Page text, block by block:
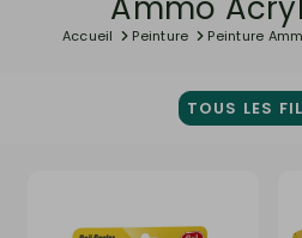
Accueil Peinture Peinture
TOUS LES